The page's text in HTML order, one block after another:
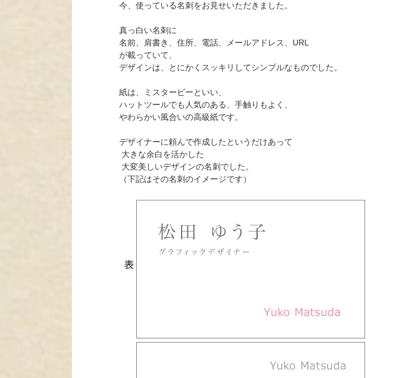
今、使っている名刺をお見せいただきました。
真っ白い名刺に
名前、肩書き、住所、電話、メールアドレス、URL
が載っていて、
デザインは、とにかくスッキリしてシンプルなものでした。
紙は、ミスタービーといい、
ハットツールでも人気のある、手触りもよく、
やわらかい風合いの高級紙です。
デザイナーに頼んで作成したというだけあって
大きな余白を活かした
大変美しいデザインの名刺でした。
（下記はその名刺のイメージです）